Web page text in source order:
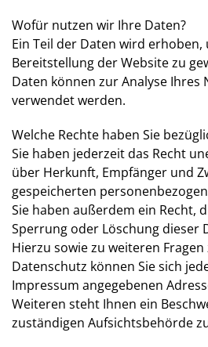
Wofür nutzen wir Ihre Daten?
Ein Teil der Daten wird
Bereitstellung der Website zu
Daten können zur Analyse Ihres
verwendet werden.
Welche Rechte haben Sie
Sie haben jederzeit das Recht
über Herkunft, Empfänger und
gespeicherten
Sie haben außerdem ein Recht,
Sperrung oder Löschung dieser
Hierzu sowie zu weiteren Fragen
Datenschutz können Sie sich
Impressum angegebenen
Weiteren steht Ihnen ein
zuständigen Aufsichtsbehörde